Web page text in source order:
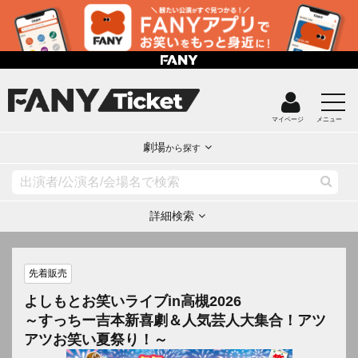
マイページ メニュー
劇場から探す
詳細検索
先着販売
よしもとお笑いライブin高槻2026
～すっちー吉本新喜劇＆人気芸人大集合！アツ
アツお笑い夏祭り！～